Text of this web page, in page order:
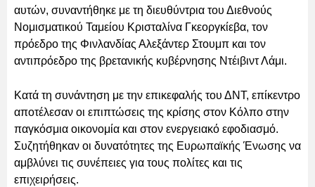
αυτών, συναντήθηκε με τη διευθύντρια του Διεθνούς
Νομισματικού Ταμείου Κρισταλίνα Γκεοργκίεβα, τον
πρόεδρο της Φινλανδίας Αλεξάντερ Στουμπ και τον
αντιπρόεδρο της βρετανικής κυβέρνησης Ντέιβιντ Λάμι.
Κατά τη συνάντηση με την επικεφαλής του ΔΝΤ, επίκεντρο
αποτέλεσαν οι επιπτώσεις της κρίσης στον Κόλπο στην
παγκόσμια οικονομία και στον ενεργειακό εφοδιασμό.
Συζητήθηκαν οι δυνατότητες της Ευρωπαϊκής Ένωσης να
αμβλύνει τις συνέπειες για τους πολίτες και τις
επιχειρήσεις.